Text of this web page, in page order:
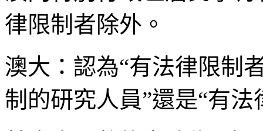
律限制者除外。
澳大：認為“有法律限制
制的研究人員”還是“有法